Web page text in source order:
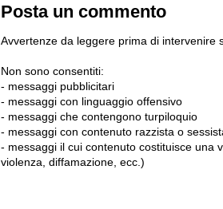
Posta un commento
Avvertenze da leggere prima di intervenire
Non sono consentiti:
- messaggi pubblicitari
- messaggi con linguaggio offensivo
- messaggi che contengono turpiloquio
- messaggi con contenuto razzista o
- messaggi il cui contenuto costituisce una
violenza, diffamazione, ecc.)